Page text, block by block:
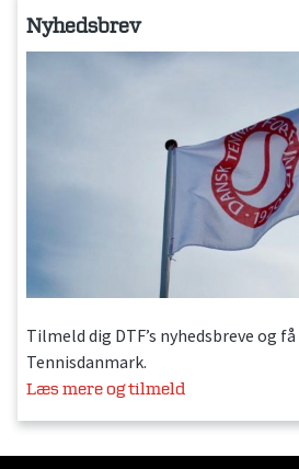
Nyhedsbrev
Tilmeld dig DTF’s nyhedsbreve og
Tennisdanmark.
Læs mere og tilmeld